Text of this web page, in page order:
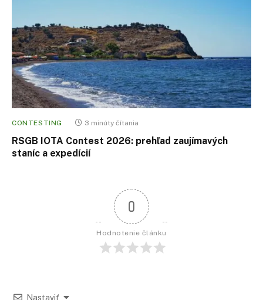
CONTESTING 3 minúty čítania
RSGB IOTA Contest 2026: prehľad zaujímavých
staníc a expedícií
0
Hodnotenie článku
Nastaviť